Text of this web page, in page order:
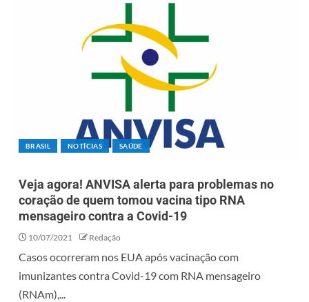
BRASIL NOTÍCIAS SAÚDE
Veja agora! ANVISA alerta para problemas no
coração de quem tomou vacina tipo RNA
mensageiro contra a Covid-19
10/07/2021 Redação
Casos ocorreram nos EUA após vacinação com
imunizantes contra Covid-19 com RNA mensageiro
(RNAm),...